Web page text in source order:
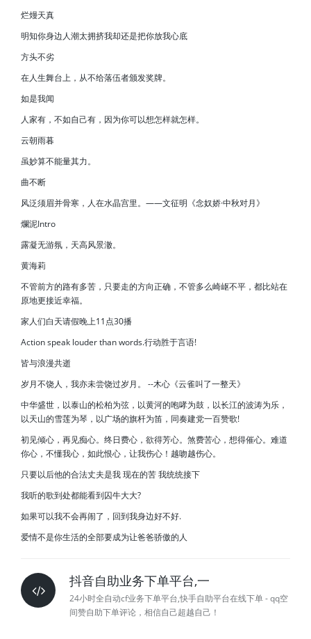
烂熳天真
明知你身边人潮太拥挤我却还是把你放我心底
方头不劣
在人生舞台上，从不给落伍者颁发奖牌。
如是我闻
人家有，不如自己有，因为你可以想怎样就怎样。
云朝雨暮
虽妙算不能量其力。
曲不断
风泛须眉并骨寒，人在水晶宫里。——文征明《念奴娇·中秋对月》
爛泥Intro
露凝无游氛，天高风景澈。
黄海莉
不管前方的路有多苦，只要走的方向正确，不管多么崎岖不平，都比站在
原地更接近幸福。
家人们白天请假晚上11点30播
Action speak louder than words.行动胜于言语!
皆与浪漫共逝
岁月不饶人，我亦未尝饶过岁月。 --木心《云雀叫了一整天》
中华盛世，以泰山的松柏为弦，以黄河的咆哮为鼓，以长江的波涛为乐，
以天山的雪莲为琴，以广场的旗杆为笛，同奏建党一百赞歌!
初见倾心，再见痴心。终日费心，欲得芳心。煞费苦心，想得催心。难道
你心，不懂我心，如此恨心，让我伤心！越吻越伤心。
只要以后他的合法丈夫是我 现在的苦 我统统接下
我听的歌到处都能看到囚牛大大?
如果可以我不会再闹了，回到我身边好不好.
爱情不是你生活的全部要成为让爸爸骄傲的人
抖音自助业务下单平台,一
24小时全自动cf业务下单平台,快手自助平台在线下单 - qq空
间赞自助下单评论，相信自己超越自己！